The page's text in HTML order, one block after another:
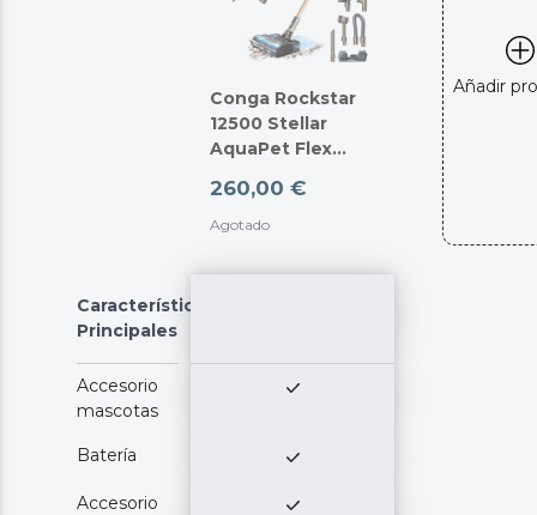
Conga Rockstar
12500 Stellar
AquaPet Flex
260,00 €
Agotado
Añadir
Características
Principales
Accesorio
mascotas
Batería
Accesorio